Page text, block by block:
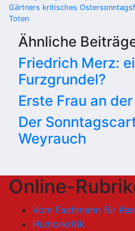
Gärtners kritisches
Toten
Ähnliche
Friedrich Merz:
Furzgrundel?
Erste Frau an
Der
Weyrauch
Online-
Vom Fachmann für
Humorkritik